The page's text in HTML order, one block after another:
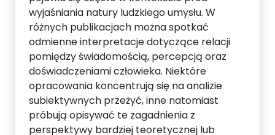
wyjaśniania natury ludzkiego umysłu. W
różnych publikacjach można spotkać
odmienne interpretacje dotyczące relacji
pomiędzy świadomością, percepcją oraz
doświadczeniami człowieka. Niektóre
opracowania koncentrują się na analizie
subiektywnych przeżyć, inne natomiast
próbują opisywać te zagadnienia z
perspektywy bardziej teoretycznej lub